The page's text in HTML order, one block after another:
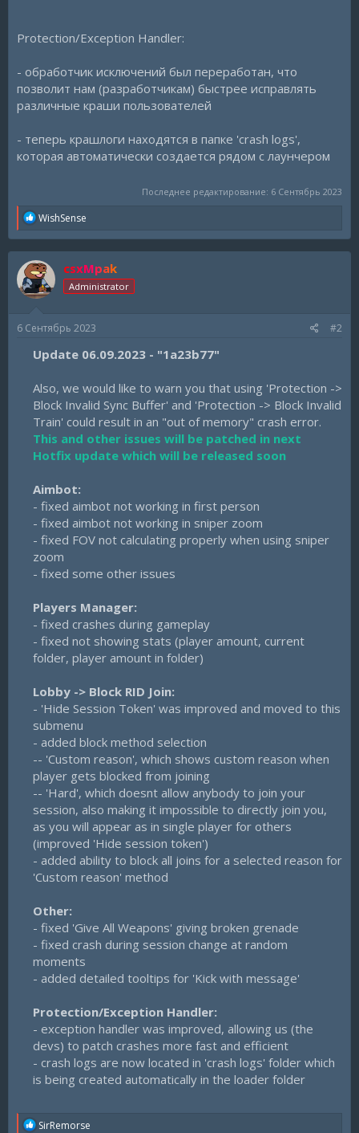
Protection/Exception Handler:
- обработчик исключений был переработан, что
позволит нам (разработчикам) быстрее исправлять
различные краши пользователей
- теперь крашлоги находятся в папке 'crash logs',
которая автоматически создается рядом с лаунчером
Последнее редактирование: 6 Сентябрь 2023
R
a
c
t
i
o
:
WishSense
csxMpak
Administrator
6 Сентябрь 2023 #2
Update 06.09.2023 - "1a23b77"
Also, we would like to warn you that using 'Protection ->
Block Invalid Sync Buffer' and 'Protection -> Block Invalid
Train' could result in an "out of memory" crash error.
This and other issues will be patched in next
Hotfix update which will be released soon
Aimbot:
- fixed aimbot not working in first person​
- fixed aimbot not working in sniper zoom​
- fixed FOV not calculating properly when using sniper
zoom​
- fixed some other issues​
Players Manager:
- fixed crashes during gameplay​
- fixed not showing stats (player amount, current
folder, player amount in folder)​
Lobby -> Block RID Join:
- 'Hide Session Token' was improved and moved to this
submenu​
- added block method selection​
-- 'Custom reason', which shows custom reason when
player gets blocked from joining​
-- 'Hard', which doesnt allow anybody to join your
session, also making it impossible to directly join you,
as you will appear as in single player for others
(improved 'Hide session token')​
- added ability to block all joins for a selected reason for
'Custom reason' method​
Other:
- fixed 'Give All Weapons' giving broken grenade​
- fixed crash during session change at random
moments​
- added detailed tooltips for 'Kick with message'​
Protection/Exception Handler:
- exception handler was improved, allowing us (the
devs) to patch crashes more fast and efficient​
- crash logs are now located in 'crash logs' folder which
is being created automatically in the loader folder​
R
SirRemorse